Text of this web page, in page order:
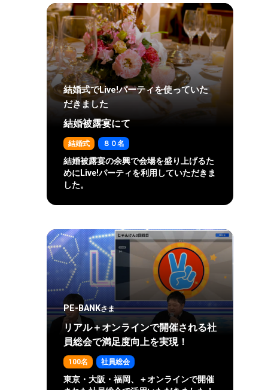
結婚式でLive!パーティを使っていた
だきました
結婚被露宴にて
結婚式 ８０名
結婚被露宴の余興で会場を盛り上げるた
めにLive!パーティを利用していただきま
した。
PE-BANKさま
リアル＋オンラインで開催される社
員総会で満足度向上を実現！
100名 社員総会
東京・大阪・福岡、＋オンラインで開催